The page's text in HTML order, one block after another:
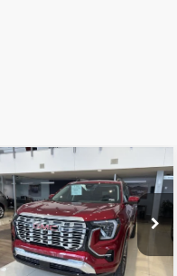
GMC
AWD
D
Carsol Buick GMC Guadalajara
SOLICITA MÁS
INFORMACIÓN